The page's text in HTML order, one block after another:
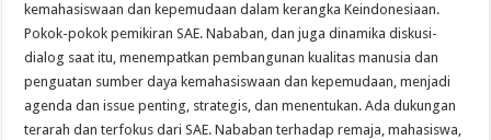
kemahasiswaan dan kepemudaan dalam kerangka Keindonesiaan.
Pokok-pokok pemikiran SAE. Nababan, dan juga dinamika diskusi-
dialog saat itu, menempatkan pembangunan kualitas manusia dan
penguatan sumber daya kemahasiswaan dan kepemudaan, menjadi
agenda dan issue penting, strategis, dan menentukan. Ada dukungan
terarah dan terfokus dari SAE. Nababan terhadap remaja, mahasiswa,